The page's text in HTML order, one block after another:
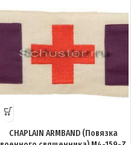
CHAPLAIN ARMBAND (Повязка